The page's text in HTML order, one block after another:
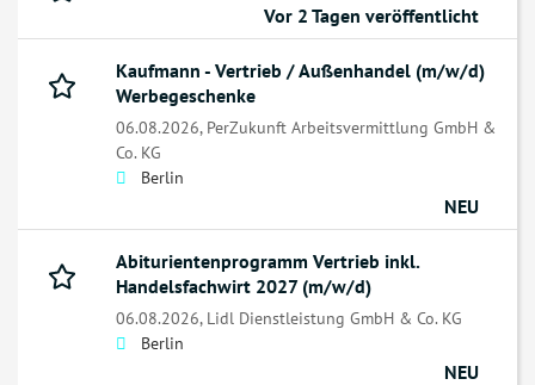
Vor 2 Tagen veröffentlicht
Kaufmann - Vertrieb / Außenhandel (m/w/d)
Werbegeschenke
06.08.2026, PerZukunft Arbeitsvermittlung GmbH &
Co. KG
Berlin
NEU
Abiturientenprogramm Vertrieb inkl.
Handelsfachwirt 2027 (m/w/d)
06.08.2026, Lidl Dienstleistung GmbH & Co. KG
Berlin
NEU